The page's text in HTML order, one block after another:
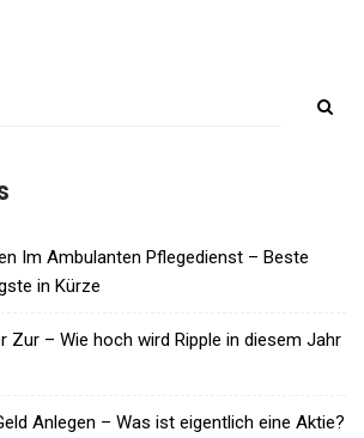
Im Ambulanten Pflegedienst – Beste
in Kürze
Zur – Wie hoch wird Ripple in diesem Jahr
Anlegen – Was ist eigentlich eine Aktie?